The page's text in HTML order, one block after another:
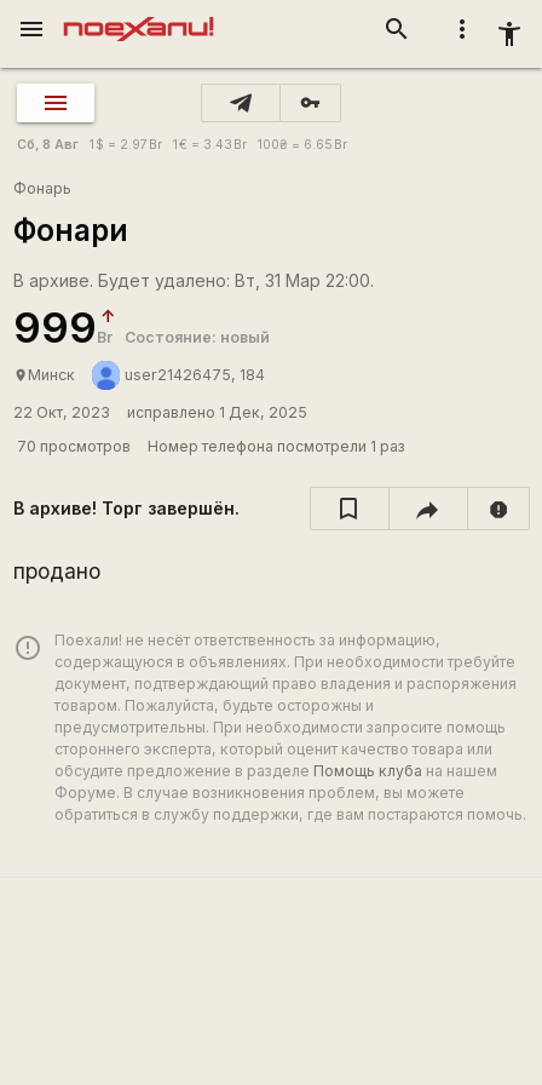
more_vert accessibility_new
search
menu
vpn_key
Сб, 8 Авг 1 $ = 2.97 Br 1€ = 3.43 Br 100₴ = 6.65 Br
Фонарь
Фонари
В архиве. Будет удалено: Вт, 31 Мар 22:00.
999 Br Состояние: новый
place Минск user21426475, 184
22 Окт, 2023
исправлено 1 Дек, 2025
70 просмотров
Номер телефона посмотрели 1 раз
В архиве! Торг завершён. report
продано
error_outline
Поехали! не несёт ответственность за информацию,
содержащуюся в объявлениях. При необходимости требуйте
документ, подтверждающий право владения и распоряжения
товаром. Пожалуйста, будьте осторожны и
предусмотрительны. При необходимости запросите помощь
стороннего эксперта, который оценит качество товара или
обсудите предложение в разделе Помощь клуба на нашем
Форуме. В случае возникновения проблем, вы можете
обратиться в службу поддержки, где вам постараются помочь.